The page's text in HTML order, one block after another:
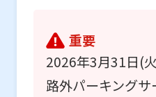
重要
2026年3月31日(
路外パーキング